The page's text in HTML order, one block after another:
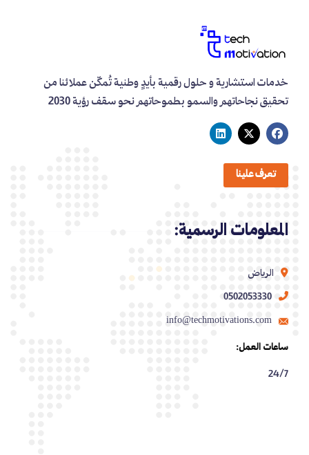
خدمات استشارية و حلول رقمية بأيدٍ وطنية تُمكّن عملائنا من
تحقيق نجاحاتهم والسمو بطموحاتهم نحو سقف رؤية 2030
تعرف علينا
المعلومات الرسمية:
الرياض
0502053330
info@techmotivations.com
ساعات العمل:
24/7